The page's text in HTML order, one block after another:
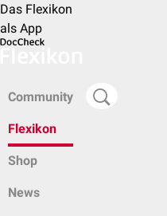
Das Flexikon
als App
Community
Flexikon
Shop
News